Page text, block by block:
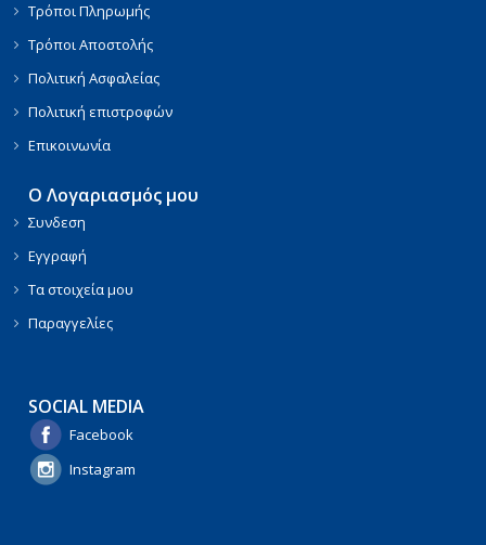
Τρόποι Πληρωμής
Τρόποι Αποστολής
Πολιτική Ασφαλείας
Πολιτική επιστροφών
Επικοινωνία
Ο Λογαριασμός μου
Συνδεση
Εγγραφή
Τα στοιχεία μου
Παραγγελίες
SOCIAL MEDIA
Facebook
Instagram